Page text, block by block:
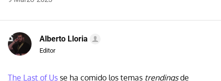
Alberto Lloria
Editor
The Last of Us se ha comido los temas trendingsde